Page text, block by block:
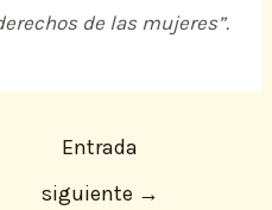
de las mujeres”.
Entrada
siguiente →